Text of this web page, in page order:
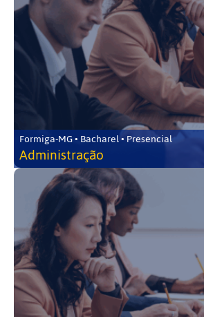
Formiga-MG • Bacharel • Presencial
Administração